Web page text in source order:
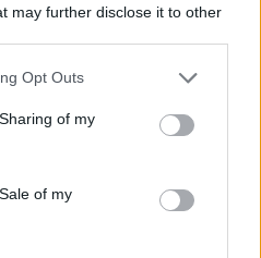
may further disclose it to other
Opt Outs
of my
of my
vie normale
in intermediate-risk HR+
III trial, ASCO, mai 2026